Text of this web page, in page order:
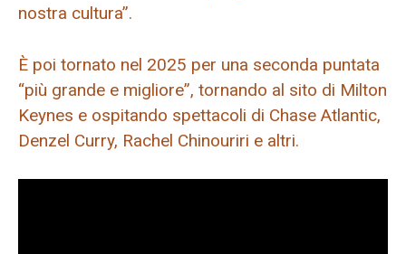
nostra cultura”.
È poi tornato nel 2025 per una seconda puntata
“più grande e migliore”, tornando al sito di Milton
Keynes e ospitando spettacoli di Chase Atlantic,
Denzel Curry, Rachel Chinouriri e altri.